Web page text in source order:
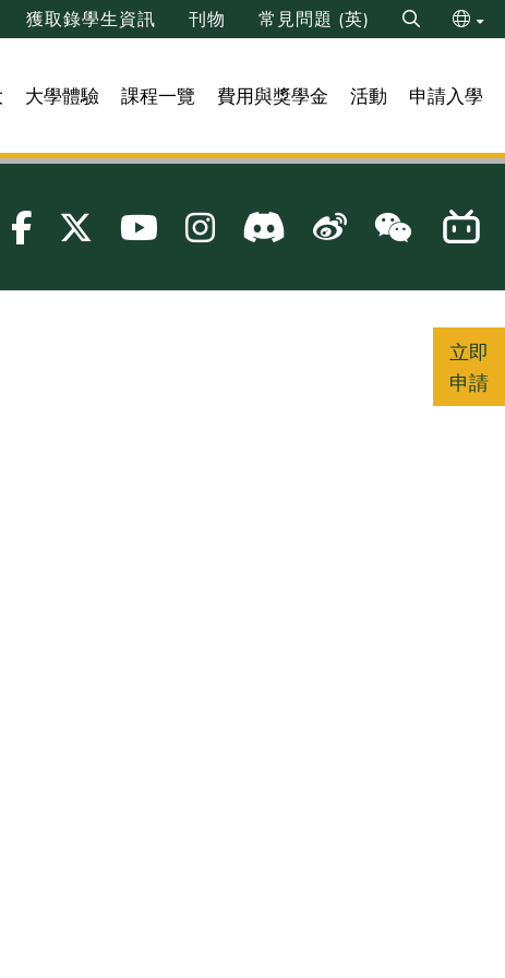
獲取錄學生資訊 刊物 常見問題 (英)
Search
简
大學體驗 課程一覽 費用與獎學金 活動 申請入學
立即
申請